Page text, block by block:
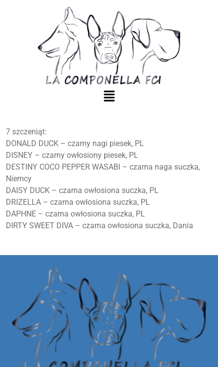
7 szczeniąt:
DONALD DUCK – czarny nagi piesek, PL
DISNEY – czarny owłosiony piesek, PL
DESTINY COCO PEPPER WASABI – czarna naga suczka,
Niemcy
DAISY DUCK – czarna owłosiona suczka, PL
DRIZELLA – czarna owłosiona suczka, PL
DAPHNE – czarna owłosiona suczka, PL
DIRTY SWEET DIVA – czarna owłosiona suczka, Dania